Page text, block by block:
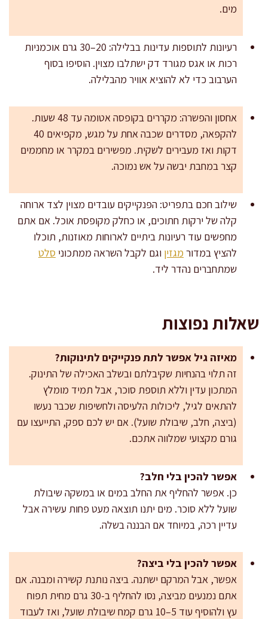
מים.
רעיונות לתוספות עדינות בבלילה: 20–30 גרם אוכמניות
רכות או אגס מגורד דק ישתלבו מצוין. הוסיפו בסוף
הערבוב כדי לא להוציא אוויר מהבלילה.
אחסון והפשרה: מקררים בקופסה אטומה עד 48 שעות.
להקפאה, מסדרים שכבה אחת על מגש, מקפיאים 40
דקות ואז מעבירים לשקית. מפשירים במקרר או מחממים
קצר במחבת יבשה על אש נמוכה.
שילוב חכם בתפריט: הפנקייקים עובדים מצוין לצד ארוחה
קלה של ירקות חתוכים, או כחלק מקופסת אוכל. אם אתם
מחפשים עוד רעיונות ביתיים לארוחות מאוזנות, תוכלו
להציץ במדור מגזין וגם לקבל השראה ממתכוני סלט
שמתחברים נהדר ליד.
שאלות נפוצות
מאיזה גיל אפשר לתת פנקייקים לתינוקות?
זה תלוי בהנחיות שקיבלתם ובשלב האכילה של התינוק.
המתכון עדין וללא תוספת סוכר, אבל תמיד מומלץ
להתאים לגיל, ליכולות הלעיסה ולחשיפות שכבר נעשו
(ביצה, חלב, שיבולת שועל). אם יש לכם ספק, התייעצו עם
גורם מקצועי שמלווה אתכם.
אפשר להכין בלי חלב?
כן. אפשר להחליף את החלב במים או במשקה שיבולת
שועל ללא סוכר. מים יתנו תוצאה מעט פחות עשירה אבל
עדיין רכה, במיוחד אם הבננה בשלה.
אפשר להכין בלי ביצה?
אפשר, אבל המרקם ישתנה. ביצה נותנת קשירה ומבנה. אם
אתם נמנעים מביצה, נסו להחליף ב-30 גרם מחית תפוח
עץ ולהוסיף עוד 5–10 גרם קמח שיבולת שועל, ואז לעבוד